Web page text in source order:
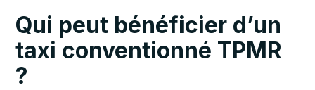
Qui peut bénéficier d’un
taxi conventionné TPMR
?